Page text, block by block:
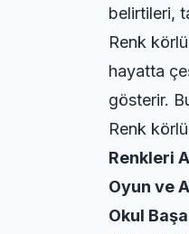
belirtileri,
Renk
hayatta
gösterir.
Renk
Renkleri
Oyun ve
Okul